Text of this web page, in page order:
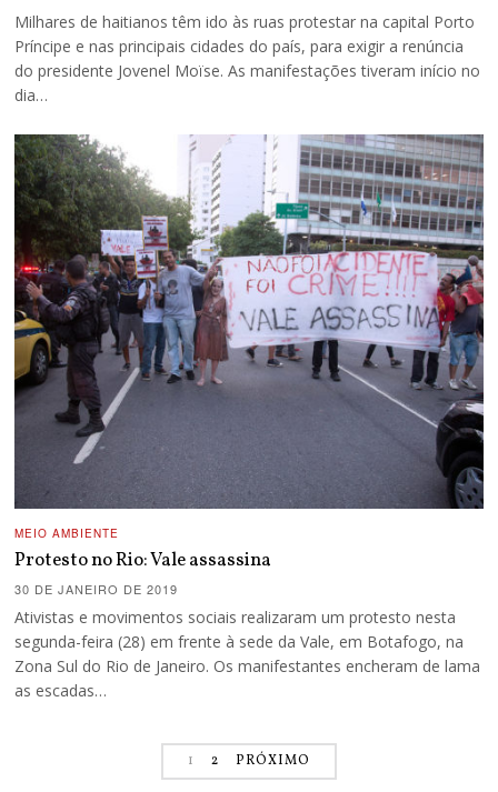
Milhares de haitianos têm ido às ruas protestar na capital Porto
Príncipe e nas principais cidades do país, para exigir a renúncia
do presidente Jovenel Moïse. As manifestações tiveram início no
dia…
MEIO AMBIENTE
Protesto no Rio: Vale assassina
30 DE JANEIRO DE 2019
Ativistas e movimentos sociais realizaram um protesto nesta
segunda-feira (28) em frente à sede da Vale, em Botafogo, na
Zona Sul do Rio de Janeiro. Os manifestantes encheram de lama
as escadas…
1 2 PRÓXIMO